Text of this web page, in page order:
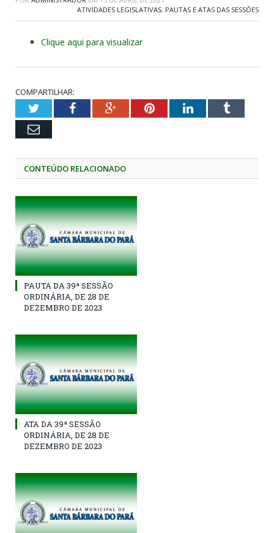
ATIVIDADES LEGISLATIVAS, PAUTAS E ATAS DAS SESSÕES
Clique aqui para visualizar
COMPARTILHAR:
TwitterFacebookGoogle+PinterestLinkedInTumblr
Email
CONTEÚDO RELACIONADO
PAUTA DA 39ª SESSÃO
ORDINÁRIA, DE 28 DE
DEZEMBRO DE 2023
ATA DA 39ª SESSÃO
ORDINÁRIA, DE 28 DE
DEZEMBRO DE 2023